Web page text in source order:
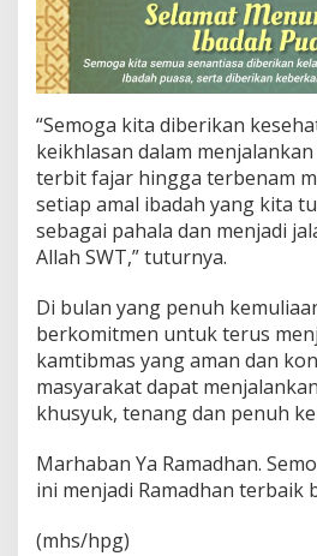
i
a
m
d
h
n
1
4
4
“Semoga kita diberikan
keikhlasan dalam
terbit fajar hingga terbenam
setiap amal ibadah yang kita
sebagai pahala dan menjadi
Allah SWT,” tuturnya.
Di bulan yang penuh
berkomitmen untuk terus
kamtibmas yang aman dan
masyarakat dapat
khusyuk, tenang dan penuh
Marhaban Ya Ramadhan.
ini menjadi Ramadhan terbaik
(mhs/hpg)